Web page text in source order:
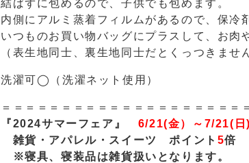
結ばずに包めるので、子供でも包めます。
内側にアルミ蒸着フィルムがあるので、保
いつものお買い物バッグにプラスして、お
（表生地同士、裏生地同士だとくっつきませ
洗濯可◯（洗濯ネット使用）
＝＝＝＝＝＝＝＝＝＝＝＝＝＝＝＝＝＝＝＝
『2024サマーフェア』 6/21(金）～7/21(日)
雑貨・アパレル・スイーツ ポイント 5倍
※寝具、寝装品は雑貨扱いとなります。